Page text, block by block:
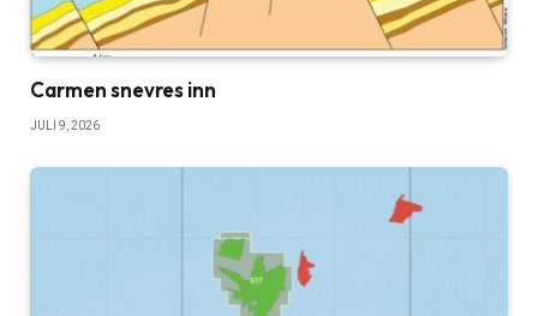
Carmen snevres inn
JULI 9, 2026